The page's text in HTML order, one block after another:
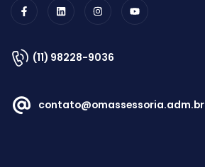
(11) 98228-9036
contato@omassessoria.adm.br